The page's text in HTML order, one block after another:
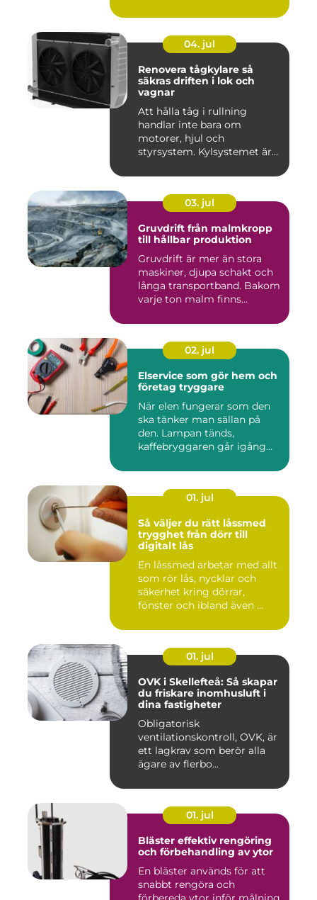
04. jul
Renovera tågkylare så
säkras driften i lok och
vagnar
Att hålla tåg i rullning
handlar inte bara om
motorer, hjul och
styrsystem. Kylsystemet är
03. jul
Gruvdrift från malmkropp
till hållbar produktion
Gruvdrift är mer än stora
maskiner, djupa schakt och
långa transportband. Bakom
varje ton malm finns...
02. jul
Elservice som gör hem och
företag tryggare
När elen fungerar som den
ska tänker man sällan på
den. Lampan tänds,
kaffebryggaren går igång
01. jul
Så väljer du rätt låssmed
trygghet från dörr till
digitalt lås
En låssmed arbetar med allt
som rör lås, nycklar och
säkerhet kring dörrar,
fönster och ibland även ...
01. jul
OVK i Skellefteå: Så skapar
du friskare inomhusluft i
dina fastigheter
Obligatorisk
ventilationskontroll, OVK, är
ett lagkrav som berör alla
ägare av flerbo...
01. jul
Bläster effektiv rengöring
och förbehandling av ytor
En bläster används för att
snabbt rengöra och